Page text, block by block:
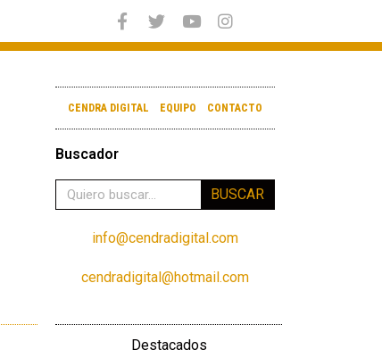
CENDRA DIGITAL EQUIPO CONTACTO
Buscador
BUSCAR
info@cendradigital.com
cendradigital@hotmail.com
Destacados